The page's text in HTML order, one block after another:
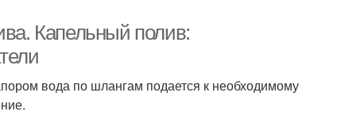
Капельный полив:
вода по шлангам подается к необходимому